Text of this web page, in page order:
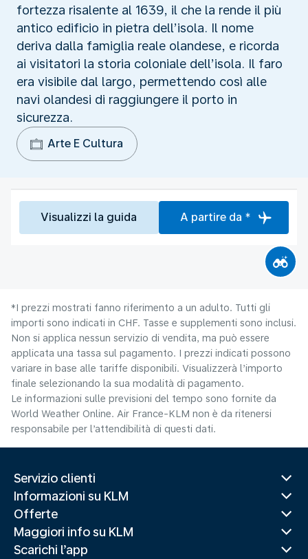
fortezza risalente al 1639, il che la rende il più
antico edificio in pietra dell’isola. Il nome
deriva dalla famiglia reale olandese, e ricorda
ai visitatori la storia coloniale dell’isola. Il faro
era visibile dal largo, permettendo così alle
navi olandesi di raggiungere il porto in
sicurezza.
Arte E Cultura
Visualizzi la guida A partire da *
*I prezzi mostrati fanno riferimento a un adulto. Tutti gli
importi sono indicati in CHF. Tasse e supplementi sono inclusi.
Non si applica nessun servizio di vendita, ma può essere
applicata una tassa sul pagamento. I prezzi indicati possono
variare in base alle tariffe disponibili. Visualizzerà l’importo
finale selezionando la sua modalità di pagamento.
Le informazioni sulle previsioni del tempo sono fornite da
World Weather Online. Air France-KLM non è da ritenersi
responsabile per l’attendibilità di questi dati.
Servizio clienti
Informazioni su KLM
Offerte
Maggiori info su KLM
Scarichi l’app